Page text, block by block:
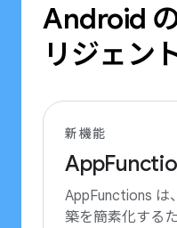
Android
リジェン
新機能
AppFunctions は
築を簡素化する